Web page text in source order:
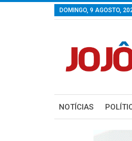
DOMINGO, 9 AGOSTO,
NOTÍCIAS